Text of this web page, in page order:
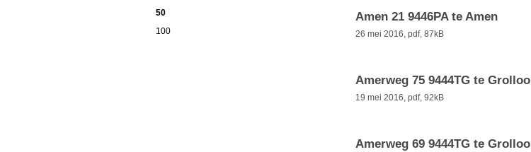
Amen 21 9446PA te Amen
26 mei 2016, pdf, 87kB
Amerweg 75 9444TG te Grolloo
19 mei 2016, pdf, 92kB
Amerweg 69 9444TG te Grolloo
50
100